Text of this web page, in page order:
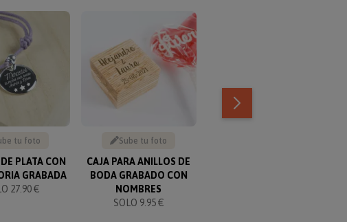
tu foto
PLATA CON
GRABADA
27.90 €
Sube tu foto
CAJA PARA ANILLOS DE
BODA GRABADO CON
NOMBRES
SOLO 9.95 €